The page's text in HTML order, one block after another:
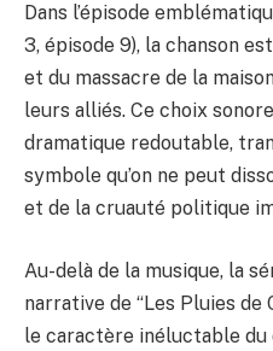
Dans l’épisode
3, épisode 9), la chanson
et du massacre de la
leurs alliés. Ce choix
dramatique redoutable,
symbole qu’on ne peut
et de la cruauté politique
Au-delà de la musique, la
narrative de “Les Pluies
le caractère inéluctable du